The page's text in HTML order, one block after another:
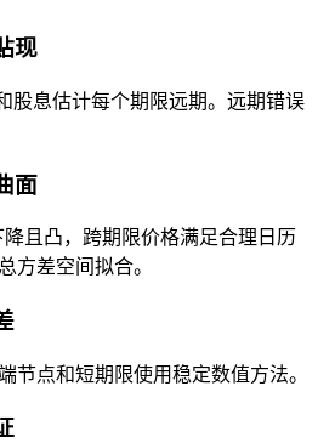
现
股息估计每个期限远期。远期错误
面
且凸，跨期限价格满足合理日历
方差空间拟合。
节点和短期限使用稳定数值方法。